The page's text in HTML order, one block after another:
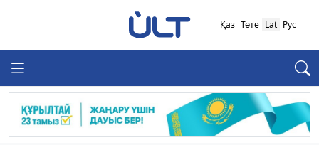
Қаз Төте Lat Рус